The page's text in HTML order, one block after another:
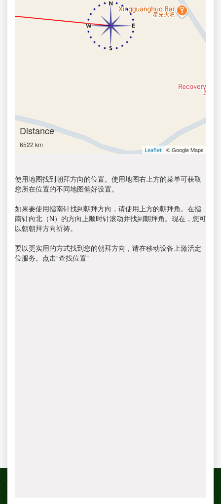
Distance
6522 km
Leaflet | © Google Maps
使用地图找到朝拜方向的位置。使用地图右上方的菜单可获取
您所在位置的不同地图偏好设置。
如果要使用指南针找到朝拜方向，请使用上方的朝拜角。在指
南针向北（N）的方向上顺时针滚动并找到朝拜角。现在，您可
以朝朝拜方向祈祷。
要以更实用的方式找到您的朝拜方向，请在移动设备上激活定
位服务。点击“查找位置”